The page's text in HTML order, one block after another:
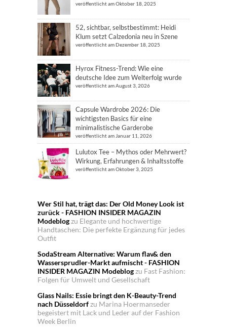
veröffentlicht am Oktober 18, 2025
52, sichtbar, selbstbestimmt: Heidi
Klum setzt Calzedonia neu in Szene
veröffentlicht am Dezember 18, 2025
Hyrox Fitness-Trend: Wie eine
deutsche Idee zum Welterfolg wurde
veröffentlicht am August 3, 2026
Capsule Wardrobe 2026: Die
wichtigsten Basics für eine
minimalistische Garderobe
veröffentlicht am Januar 11, 2026
Lulutox Tee – Mythos oder Mehrwert?
Wirkung, Erfahrungen & Inhaltsstoffe
veröffentlicht am Oktober 3, 2025
Wer Stil hat, trägt das: Der Old Money Look ist
zurück - FASHION INSIDER MAGAZIN
Modeblogzu Elegante und hochwertige
Handtaschen: Die perfekte Ergänzung für jedes
Outfit
SodaStream Alternative: Warum flav& den
Wassersprudler-Markt aufmischt - FASHION
INSIDER MAGAZIN Modeblogzu Fast Fashion:
Folgen für Umwelt und Gesellschaft
Glass Nails: Essie bringt den K-Beauty-Trend
nach Düsseldorfzu Marina Hoermanseder
begeistert mit Lack und Leder auf der Fashion
Week Berlin